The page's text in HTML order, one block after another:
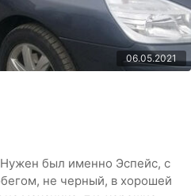
06.05.2021
был именно Эспейс, с
не черный, в хорошей